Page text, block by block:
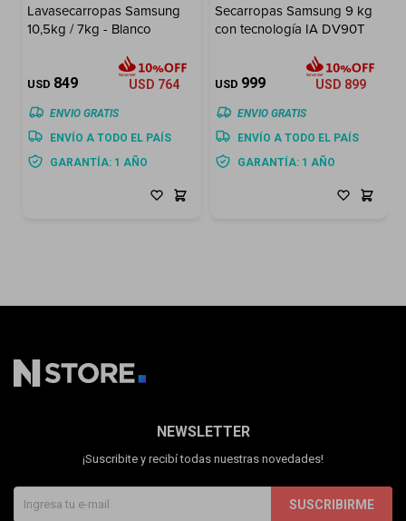
Lavasecarropas Samsung
10,5kg / 7kg - Blanco
USD 849 USD 764
ENVIO GRATIS
GARANTÍA: 1 AÑO
ENVÍO A TODO EL PAÍS
Secarropas Samsung 9 kg
con tecnología IA DV90T
USD 999 USD 899
ENVIO GRATIS
GARANTÍA: 1 AÑO
ENVÍO A TODO EL PAÍS
NEWSLETTER
¡Suscribite y recibí todas nuestras novedades!
SUSCRIBIRME